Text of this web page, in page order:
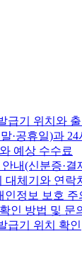
급기 위치와
·공휴일)과
예상 수수료
내(신분증·결
대체기와 연락
인정보 보호 주
인 방법 및 문
급기 위치 확인